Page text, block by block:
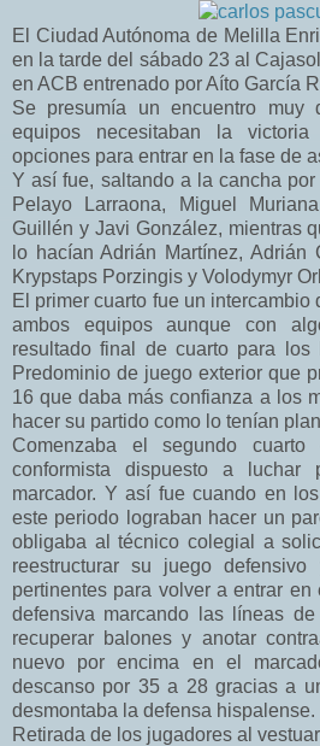
El Ciudad Autónoma de Melilla
en la tarde del sábado 23 al
en ACB entrenado por Aíto García
Se presumía un encuentro muy
equipos necesitaban la victoria
opciones para entrar en la fase de
Y así fue, saltando a la cancha
Pelayo Larraona, Miguel
Guillén y Javi González, mientras
lo hacían Adrián Martínez, Adrián
Krypstaps Porzingis y Volodymyr
El primer cuarto fue un intercambio
ambos equipos aunque con
resultado final de cuarto para los
Predominio de juego exterior que
16 que daba más confianza a los
hacer su partido como lo tenían
Comenzaba el segundo
conformista dispuesto a
marcador. Y así fue cuando en
este periodo lograban hacer un
obligaba al técnico colegial a
reestructurar su juego
pertinentes para volver a entrar en
defensiva marcando las líneas
recuperar balones y anotar
nuevo por encima en el
descanso por 35 a 28 gracias a
desmontaba la defensa hispalense.
Retirada de los jugadores al